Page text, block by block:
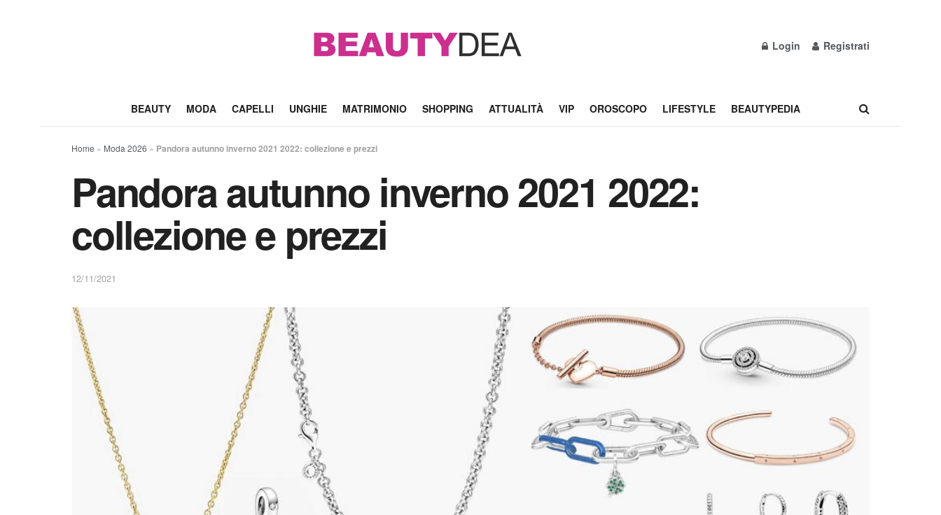
Login Registrati
BEAUTY MODA CAPELLI UNGHIE MATRIMONIO SHOPPING ATTUALITÀ VIP OROSCOPO LIFESTYLE BEAUTYPEDIA
Home » Moda 2026 » Pandora autunno inverno 2021 2022: collezione e prezzi
Pandora autunno inverno 2021 2022:
collezione e prezzi
12/11/2021